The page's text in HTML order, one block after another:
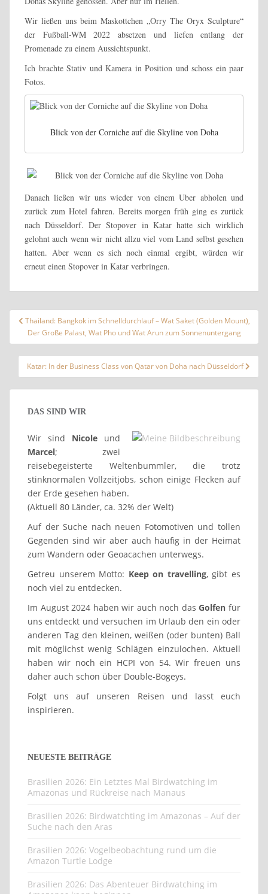
Wir ließen uns beim Maskottchen „Orry The Oryx Sculpture“
der Fußball-WM 2022 absetzen und liefen entlang der
Promenade zu einem Aussichtspunkt.
Ich brachte Stativ und Kamera in Position und schoss ein paar
Fotos.
Blick von der Corniche auf die Skyline von Doha
Danach ließen wir uns wieder von einem Uber abholen und
zurück zum Hotel fahren. Bereits morgen früh ging es zurück
nach Düsseldorf. Der Stopover in Katar hatte sich wirklich
gelohnt auch wenn wir nicht allzu viel vom Land selbst gesehen
hatten. Aber wenn es sich noch einmal ergibt, würden wir
erneut einen Stopover in Katar verbringen.
Beitragsnavigation
Thailand: Bangkok im Schnelldurchlauf – Wat Saket (Golden Mount),
Der Große Palast, Wat Pho und Wat Arun zum Sonnenuntergang
Katar: In der Business Class von Qatar von Doha nach Düsseldorf
DAS SIND WIR
Wir sind Nicole und
Marcel; zwei
reisebegeisterte Weltenbummler, die trotz
stinknormalen Vollzeitjobs, schon einige Flecken auf
der Erde gesehen haben.
(Aktuell 80 Länder, ca. 32% der Welt)
Auf der Suche nach neuen Fotomotiven und tollen
Gegenden sind wir aber auch häufig in der Heimat
zum Wandern oder Geoacachen unterwegs.
Getreu unserem Motto: Keep on travelling, gibt es
noch viel zu entdecken.
Im August 2024 haben wir auch noch dasGolfen für
uns entdeckt und versuchen im Urlaub den ein oder
anderen Tag den kleinen, weißen (oder bunten) Ball
mit möglichst wenig Schlägen einzulochen. Aktuell
haben wir noch ein HCPI von 54. Wir freuen uns
daher auch schon über Double-Bogeys.
Folgt uns auf unseren Reisen und lasst euch
inspirieren.
NEUESTE BEITRÄGE
Brasilien 2026: Ein Letztes Mal Birdwatching im
Amazonas und Rückreise nach Manaus
Brasilien 2026: Birdwatchting im Amazonas – Auf der
Suche nach den Aras
Brasilien 2026: Vogelbeobachtung rund um die
Amazon Turtle Lodge
Brasilien 2026: Das Abenteuer Birdwatching im